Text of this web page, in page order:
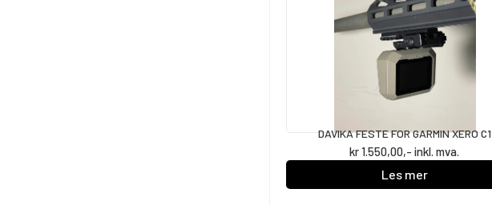
DAVIKA FESTE FOR GARMIN XERO C1
kr1.550,00,- inkl. mva.
Les mer